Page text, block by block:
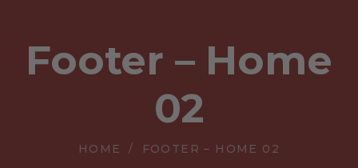
HOME FOOTER – HOME 02
Footer – Home
02